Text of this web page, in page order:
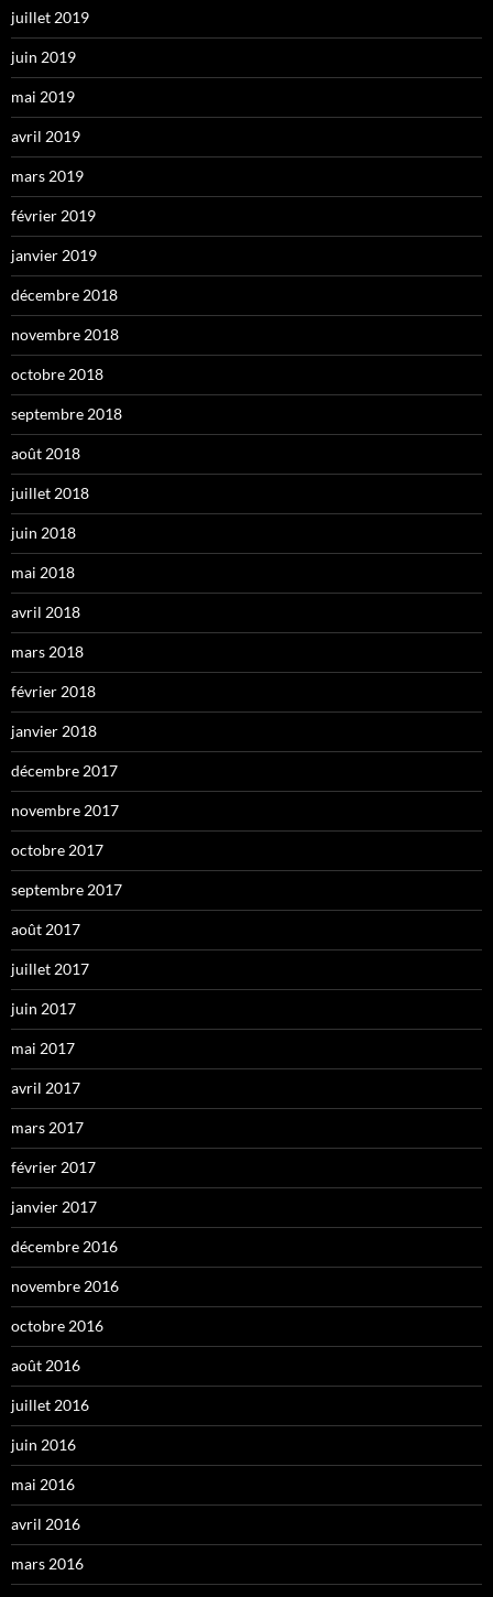
juillet 2019
juin 2019
mai 2019
avril 2019
mars 2019
février 2019
janvier 2019
décembre 2018
novembre 2018
octobre 2018
septembre 2018
août 2018
juillet 2018
juin 2018
mai 2018
avril 2018
mars 2018
février 2018
janvier 2018
décembre 2017
novembre 2017
octobre 2017
septembre 2017
août 2017
juillet 2017
juin 2017
mai 2017
avril 2017
mars 2017
février 2017
janvier 2017
décembre 2016
novembre 2016
octobre 2016
août 2016
juillet 2016
juin 2016
mai 2016
avril 2016
mars 2016